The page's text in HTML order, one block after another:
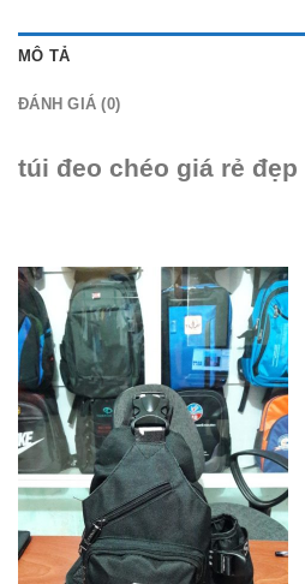
MÔ TẢ
ĐÁNH GIÁ (0)
túi đeo chéo giá rẻ đẹp